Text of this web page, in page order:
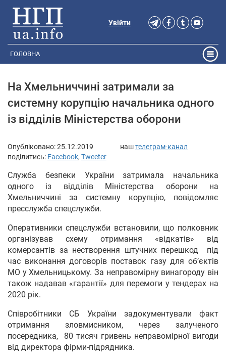
Увійти
ГОЛОВНА
На Хмельниччині затримали за
системну корупцію начальника одного
із відділів Міністерства оборони
Опубліковано:25.12.2019 наштелеграм-канал
поділитись: Facebook, Tweeter
Служба безпеки України затримала начальника
одного із відділів Міністерства оборони на
Хмельниччині за системну корупцію, повідомляє
пресслужба спецслужби.
Оперативники спецслужби встановили, що полковник
організував схему отримання «відкатів» від
комерсантів за нестворення штучних перешкод під
час виконання договорів поставок газу для об’єктів
МО у Хмельницькому. За неправомірну винагороду він
також надавав «гарантії» для перемоги у тендерах на
2020 рік.
Співробітники СБ України задокументували факт
отримання зловмисником, через залученого
посередника, 80 тисяч гривень неправомірної вигоди
від директора фірми-підрядника.